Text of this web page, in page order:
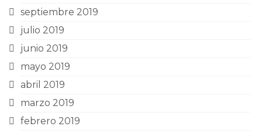
septiembre 2019
julio 2019
junio 2019
mayo 2019
abril 2019
marzo 2019
febrero 2019